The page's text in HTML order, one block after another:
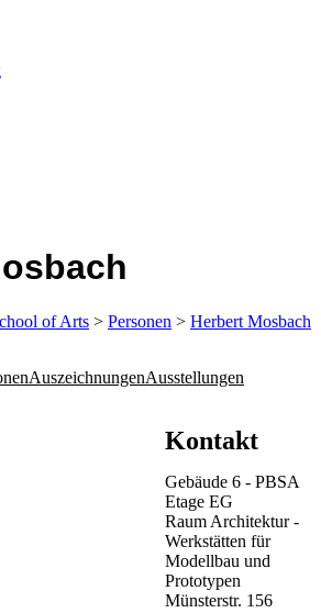
of Arts > Personen > Herbert Mosbach
AuszeichnungenAusstellungen
Kontakt
Gebäude6 - PBSA
EtageEG
Raum Architektur -
Werkstätten für
Modellbau und
Prototypen
Münsterstr. 156